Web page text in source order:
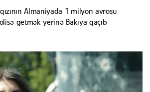
Almaniyada 1 milyon avrosu
getmək yerinə Bakıya qaçıb